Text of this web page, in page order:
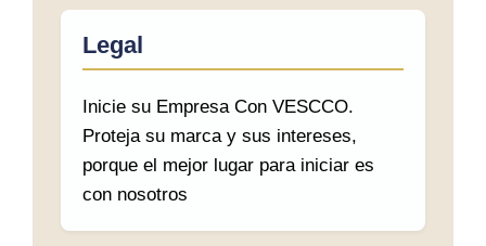
Legal
Inicie su Empresa Con VESCCO.
Proteja su marca y sus intereses,
porque el mejor lugar para iniciar es
con nosotros